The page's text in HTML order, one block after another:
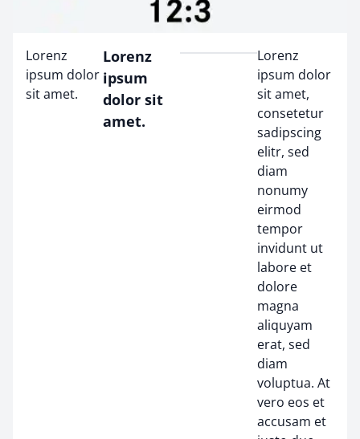
Lorenz
ipsum dolor
sit amet.
Lorenz
ipsum
dolor sit
amet.
Lorenz
ipsum dolor
sit amet,
consetetur
sadipscing
elitr, sed
diam
nonumy
eirmod
tempor
invidunt ut
labore et
dolore
magna
aliquyam
erat, sed
diam
voluptua. At
vero eos et
accusam et